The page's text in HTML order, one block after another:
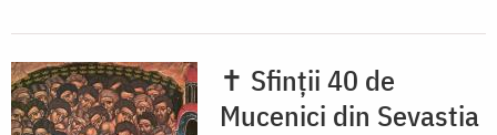
✝ Sfinții 40 de
Mucenici din Sevastia